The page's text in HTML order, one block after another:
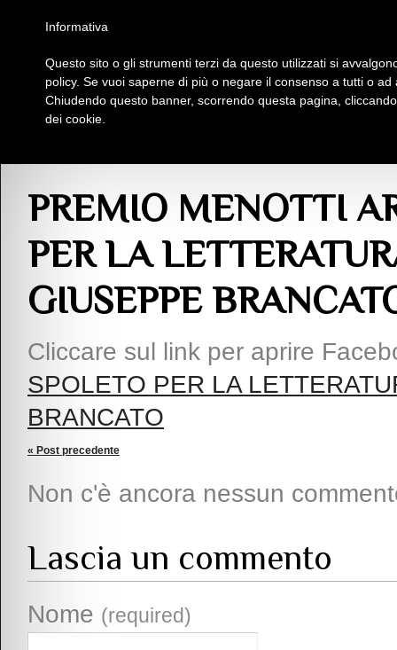
Insieme Per La Cultura
PREMIO MENOTTI
PER LA
GIUSEPPE
Cliccare sul link per aprire
SPOLETO PER LA
BRANCATO
« Post precedente
Non c'è ancora nessun
Lascia un commento
Nome (required)
Informativa
Questo sito o gli strumenti terzi da questo utilizzati si
policy. Se vuoi saperne di più o negare il consenso a tutti o
Chiudendo questo banner, scorrendo questa pagina,
dei cookie.